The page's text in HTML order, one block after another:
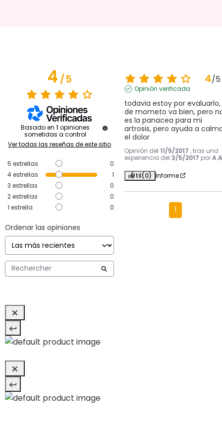
4/5
Basado en 1 opiniones
sometidas a control
Ver todas las reseñas de este sitio
5 estrellas
0
4estrellas
1
3 estrellas
0
2estrellas
0
1 estrella 0
Ordenar las opiniones
4/5
Opinión verificada
todavia estoy por evaluarlo,
de mometo va bien, pero
es la panacea para mi
artrosis, pero ayuda a
el dolor
Opinión del 11/5/2017 , tras una
experiencia del 3/5/2017 por
Útil(0) Informe
1